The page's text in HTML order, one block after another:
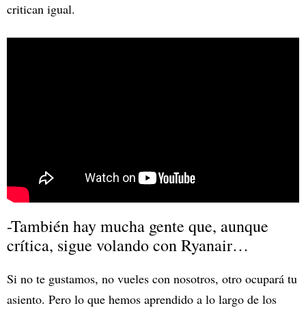
critican igual.
-También hay mucha gente que, aunque
crítica, sigue volando con Ryanair…
Si no te gustamos, no vueles con nosotros, otro ocupará tu
asiento. Pero lo que hemos aprendido a lo largo de los